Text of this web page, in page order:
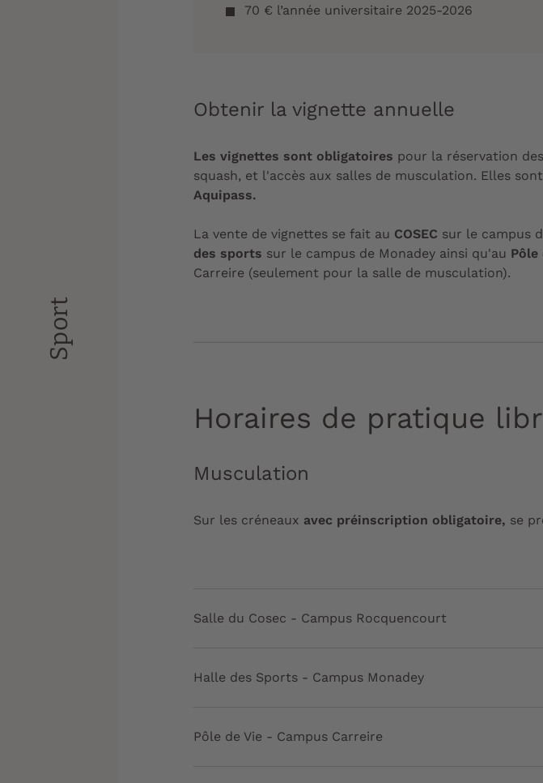
Sport
70 € l’année universitaire 2025-2026
Obtenir la vignette annuelle
Les vignettes sont obligatoires pour la réservation
squash, et l'accès aux salles de musculation. Elles
Aquipass.
La vente de vignettes se fait au COSEC sur le campus
des sports sur le campus de Monadey ainsi qu'au Pôle
Carreire (seulement pour la salle de musculation).
Horaires de pratique
Musculation
Sur les créneaux avec préinscription obligatoire, se
Salle du Cosec - Campus Rocquencourt
Halle des Sports - Campus Monadey
Pôle de Vie - Campus Carreire